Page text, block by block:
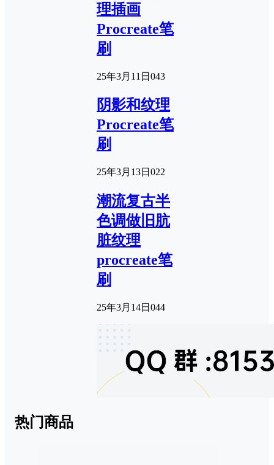
理插画
Procreate笔
刷
25年3月11日 043
阴影和纹理
Procreate笔
刷
25年3月13日 022
潮流复古半
色调做旧肮
脏纹理
procreate笔
刷
25年3月14日 044
热门商品